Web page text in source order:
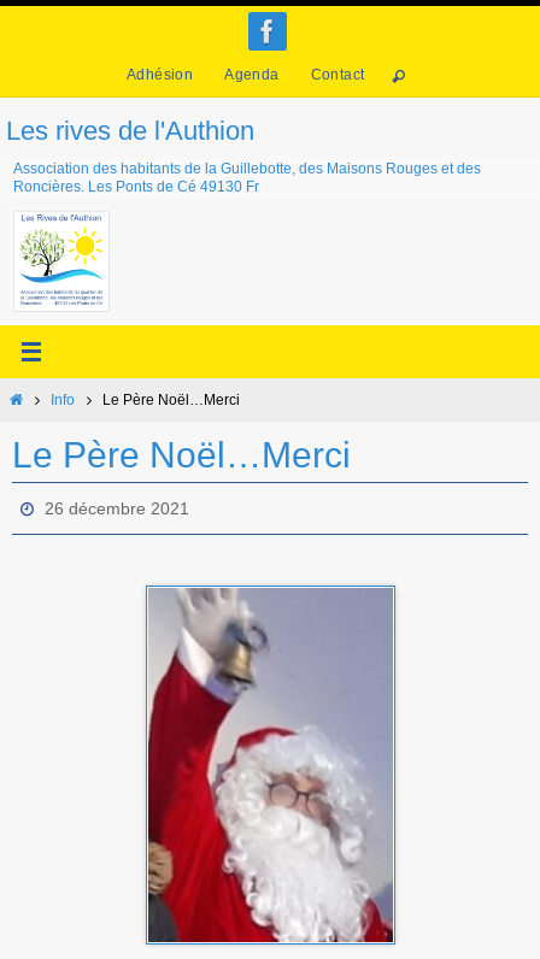
Adhésion Agenda Contact
Les rives de l'Authion
Association des habitants de la Guillebotte, des Maisons Rouges et des
Roncières. Les Ponts de Cé 49130 Fr
HomeInfo Le Père Noël…Merci
Le Père Noël…Merci
26 décembre 2021